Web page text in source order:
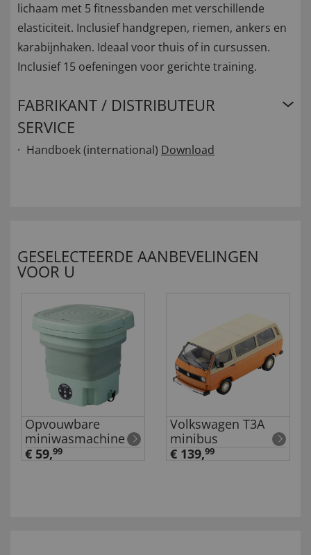
lichaam met 5 fitnessbanden met verschillende
elasticiteit. Inclusief handgrepen, riemen, ankers en
karabijnhaken. Ideaal voor thuis of in cursussen.
Inclusief 15 oefeningen voor gerichte training.
FABRIKANT / DISTRIBUTEUR
SERVICE
Handboek (international) Download
GESELECTEERDE AANBEVELINGEN
VOOR U
Opvouwbare
miniwasmachine
€ 59,99
Volkswagen T3A
minibus
€ 139,99